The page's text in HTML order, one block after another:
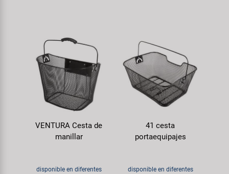
VENTURA Cesta de
manillar
disponible en diferentes
41 cesta
portaequipajes
disponible en diferentes